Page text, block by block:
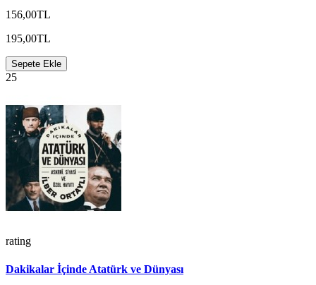
156,00TL
195,00TL
Sepete Ekle
25
rating
Dakikalar İçinde Atatürk ve Dünyası